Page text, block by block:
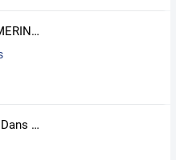
LES PETITES MERINGUES
Un Arc En Ciel Dans Le Lavabo